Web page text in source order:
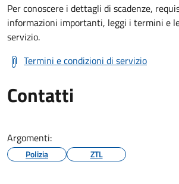
Per conoscere i dettagli di scadenze,
informazioni importanti, leggi i termini e
servizio.
Termini e condizioni di servizio
Contatti
Argomenti:
Polizia ZTL